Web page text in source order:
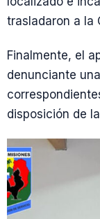
trasladaron a la
Finalmente, el
denunciante
disposición de